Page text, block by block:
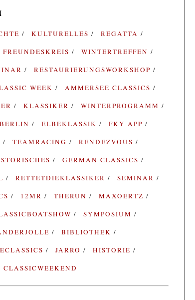
KULTURELLES
REGATTA
FREUNDESKREIS
WINTERTREFFEN
RESTAURIERUNGSWORKSHOP
WEEK
AMMERSEE CLASSICS
KLASSIKER
WINTERPROGRAMM
ELBEKLASSIK
FKY APP
TEAMRACING
RENDEZVOUS
GERMAN CLASSICS
RETTETDIEKLASSIKER
SEMINAR
12MR THERUN
MAXOERTZ
SYMPOSIUM
BIBLIOTHEK
JARRO
HISTORIE
CLASSICWEEKEND